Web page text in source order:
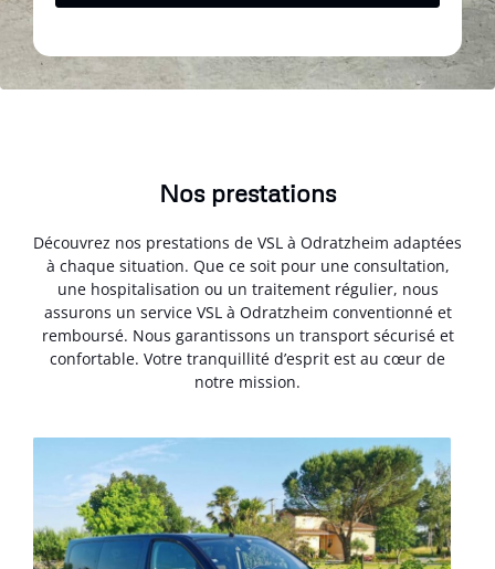
Nos prestations
Découvrez nos prestations de VSL à Odratzheim adaptées
à chaque situation. Que ce soit pour une consultation,
une hospitalisation ou un traitement régulier, nous
assurons un service VSL à Odratzheim conventionné et
remboursé. Nous garantissons un transport sécurisé et
confortable. Votre tranquillité d’esprit est au cœur de
notre mission.